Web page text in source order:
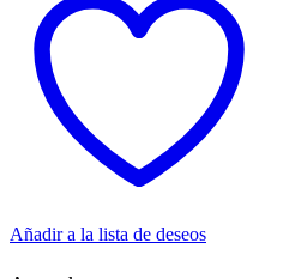
Añadir a la lista de deseos